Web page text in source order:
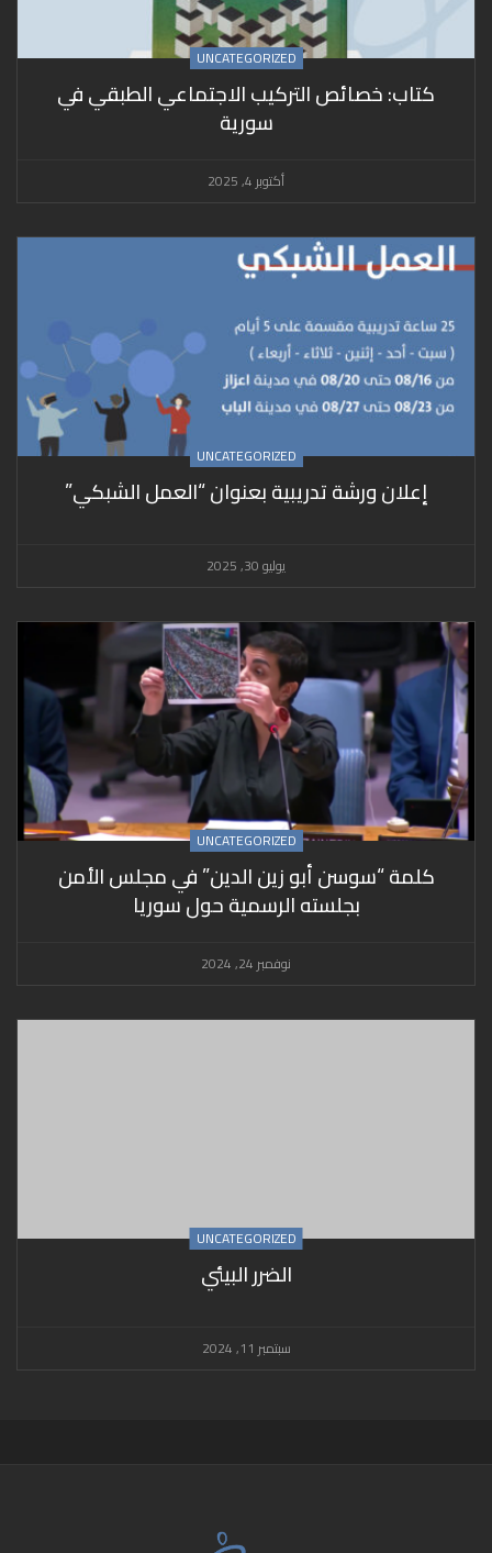
UNCATEGORIZED
كتاب: خصائص التركيب الاجتماعي الطبقي في
سورية
أكتوبر 4, 2025
UNCATEGORIZED
إعلان ورشة تدريبية بعنوان “العمل الشبكي”
يوليو 30, 2025
UNCATEGORIZED
كلمة “سوسن أبو زين الدين” في مجلس الأمن
بجلسته الرسمية حول سوريا
نوفمبر 24, 2024
UNCATEGORIZED
الضرر البيئي
سبتمبر 11, 2024